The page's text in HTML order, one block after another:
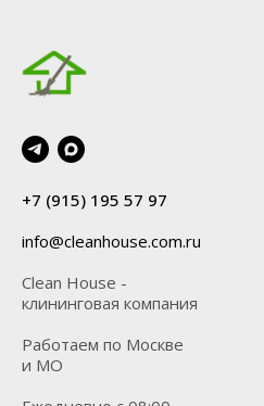
+7 (915) 195 57 97
info@cleanhouse.com.ru
Clean House -
клининговая компания
Работаем по Москве
и МО